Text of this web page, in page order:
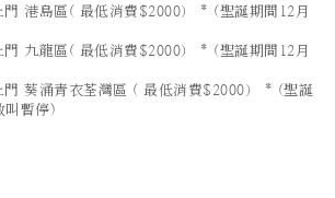
門 港島區( 最低消費$2000） * (聖誕期間12月
門 九龍區( 最低消費$2000） * (聖誕期間12月
門 葵涌青衣荃灣區 ( 最低消費$2000） * (聖誕
叫暫停)